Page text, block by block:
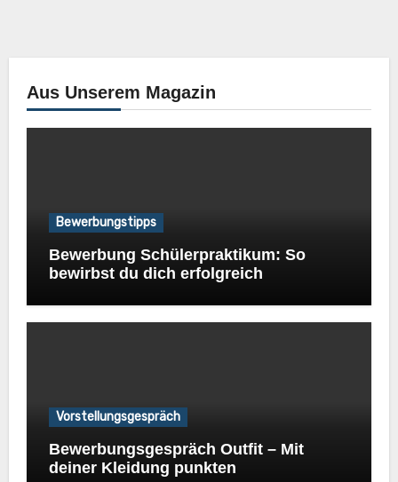
Aus Unserem Magazin
Bewerbungstipps
Bewerbung Schülerpraktikum: So
bewirbst du dich erfolgreich
Vorstellungsgespräch
Bewerbungsgespräch Outfit – Mit
deiner Kleidung punkten